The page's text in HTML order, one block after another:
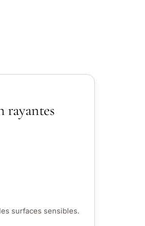
rayantes
surfaces sensibles.